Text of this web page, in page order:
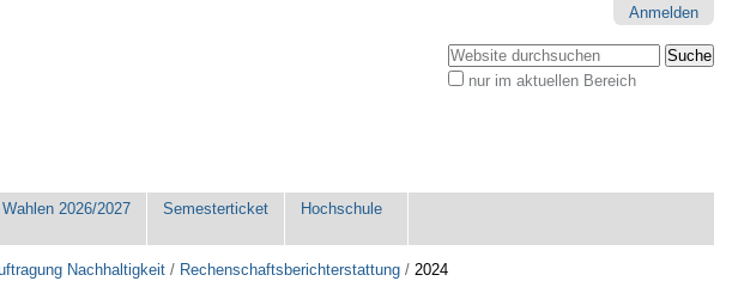
Anmelden
Website durchsuchen
nur im aktuellen Bereich
Wahlen 2026/2027 Semesterticket Hochschule
Nachhaltigkeit / Rechenschaftsberichterstattung /2024